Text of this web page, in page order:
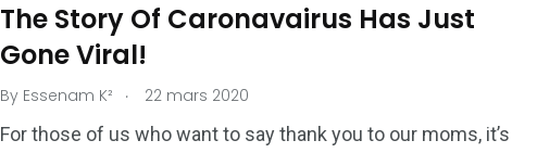
The Story Of Caronavairus Has Just
Gone Viral!
By Essenam K² . 22 mars 2020
For those of us who want to say thank you to our moms, it’s